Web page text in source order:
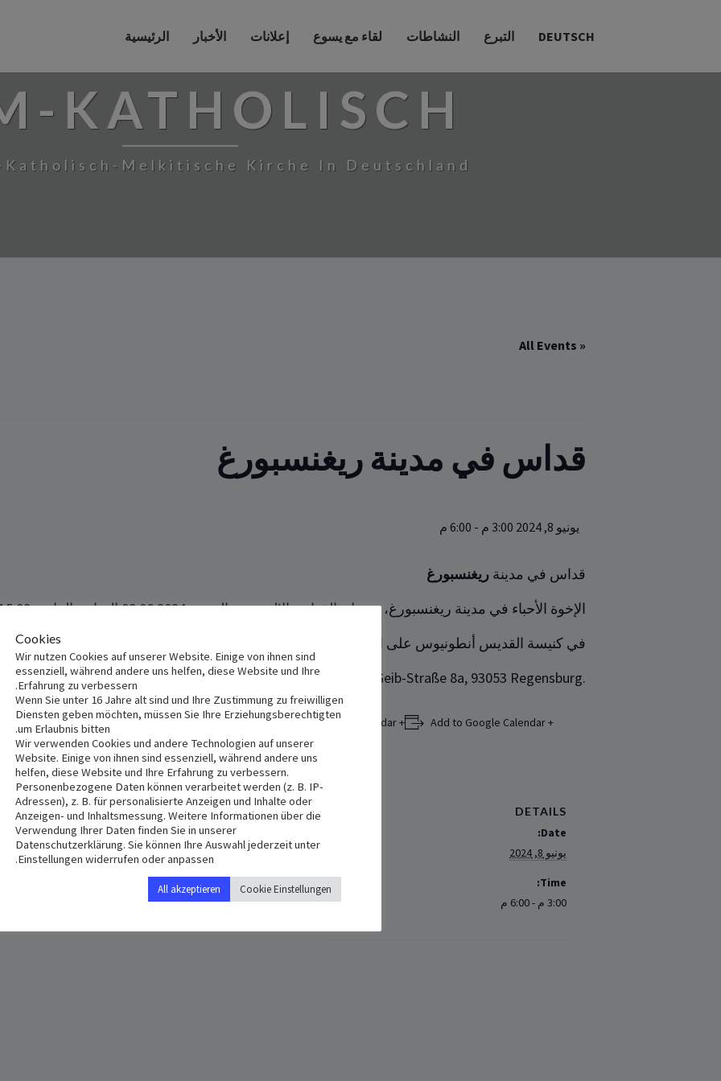
الرئيسية الأخبار إعلانات لقاء مع يسوع النشاطات التبرع DEUTSCH
KATHOLISCH
Katholisch-Melkitische Kirche In Deutschland
« All Events
قداس‏‏ في مدينة ريغنسبورغ
يونيو 8, 2024 3:00 م - 6:00 م
قداس‏‏ في مدينة ريغنسبورغ
الإخوة الأحباء في مدينة ريغنسبورغ، نحتفل بالقداس الإلهي يوم السبت 08.06.2024 الساعة الرابعة ‏‎‏15:00‏،
في كنيسة ‏القديس أنطونيوس على العنوان ‏التالي‎:‎
St. Anton, Hermann-Geib-Straße 8a, 93053 Regensburg.‎
+ Add to Google Calendar
+ Add to iCalendar
DETAILS
Date:
يونيو 8, 2024
Time:
3:00 م - 6:00 م
VENUE
St. Anton
Hermann-Geib-Straße 8a
+ Google Map
Cookies
Wir nutzen Cookies auf unserer Website. Einige von ihnen sind
essenziell, während andere uns helfen, diese Website und Ihre
Erfahrung zu verbessern.
Wenn Sie unter 16 Jahre alt sind und Ihre Zustimmung zu freiwilligen
Diensten geben möchten, müssen Sie Ihre Erziehungsberechtigten
um Erlaubnis bitten.
Wir verwenden Cookies und andere Technologien auf unserer
Website. Einige von ihnen sind essenziell, während andere uns
helfen, diese Website und Ihre Erfahrung zu verbessern.
Personenbezogene Daten können verarbeitet werden (z. B. IP-
Adressen), z. B. für personalisierte Anzeigen und Inhalte oder
Anzeigen- und Inhaltsmessung. Weitere Informationen über die
Verwendung Ihrer Daten finden Sie in unserer
Datenschutzerklärung. Sie können Ihre Auswahl jederzeit unter
Einstellungen widerrufen oder anpassen.
Cookie Einstellungen
All akzeptieren